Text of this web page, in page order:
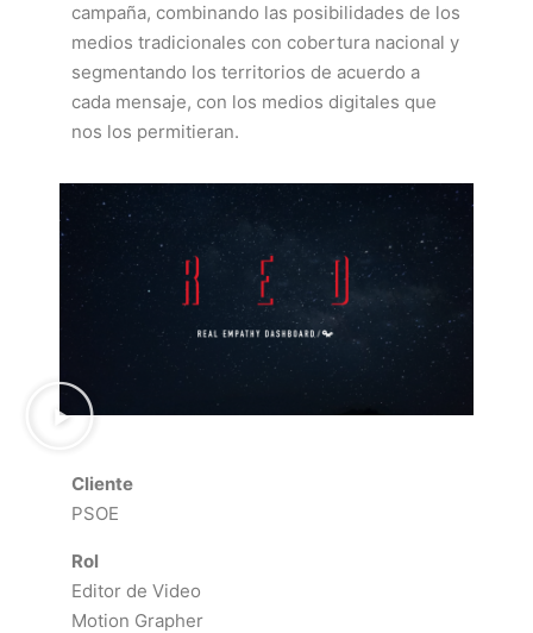
campaña, combinando las posibilidades de los
medios tradicionales con cobertura nacional y
segmentando los territorios de acuerdo a
cada mensaje, con los medios digitales que
nos los permitieran.
Cliente
PSOE
Rol
Editor de Video
Motion Grapher